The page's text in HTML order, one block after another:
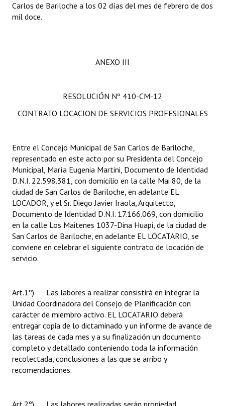
Carlos de Bariloche a los 02 días del mes de febrero de dos
mil doce.
ANEXO III
RESOLUCIÓN Nº 410-CM-12
CONTRATO LOCACION DE SERVICIOS PROFESIONALES
Entre el Concejo Municipal de San Carlos de Bariloche,
representado en este acto por su Presidenta del Concejo
Municipal, María Eugenia Martini, Documento de Identidad
D.N.I. 22.598.381, con domicilio en la calle Mai 80, de la
ciudad de San Carlos de Bariloche, en adelante EL
LOCADOR, y el Sr. Diego Javier Iraola, Arquitecto,
Documento de Identidad D.N.I. 17.166.069, con domicilio
en la calle Los Maitenes 1037-Dina Huapi, de la ciudad de
San Carlos de Bariloche, en adelante EL LOCATARIO, se
conviene en celebrar el siguiente contrato de locación de
servicio.
Art.1º) Las labores a realizar consistirá en integrar la
Unidad Coordinadora del Consejo de Planificación con
carácter de miembro activo. EL LOCATARIO deberá
entregar copia de lo dictaminado y un informe de avance de
las tareas de cada mes y a su finalización un documento
completo y detallado conteniendo toda la información
recolectada, conclusiones a las que se arribo y
recomendaciones.
Art.2º) Las labores realizadas serán propiedad